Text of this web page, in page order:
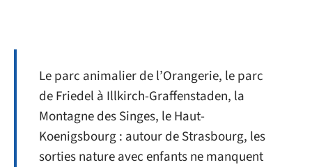
Le parc animalier de l’Orangerie, le parc
de Friedel à Illkirch-Graffenstaden, la
Montagne des Singes, le Haut-
Koenigsbourg : autour de Strasbourg, les
sorties nature avec enfants ne manquent